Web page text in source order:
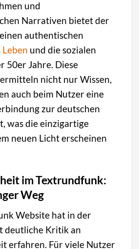
und
Narrativen bietet der
authentischen
Leben und die sozialen
50er Jahre. Diese
nicht nur Wissen,
auch beim Nutzer eine
zur deutschen
was die einzigartige
neuen Licht erscheinen
im Textrundfunk:
Weg
Website hat in der
deutliche Kritik an
erfahren. Für viele Nutzer